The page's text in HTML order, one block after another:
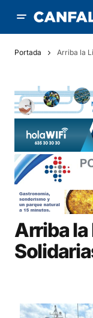
Portada Arriba la
Arriba la